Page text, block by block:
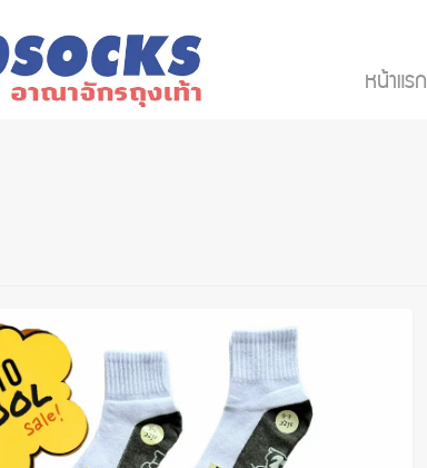
หน้าแรก